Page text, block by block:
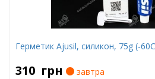
Герметик Ajusil, силикон, 75g (-
310 грн
завтра